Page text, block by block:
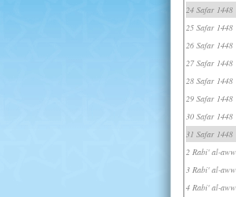
24 Safar 1448
25 Safar 1448
26 Safar 1448
27 Safar 1448
28 Safar 1448
29 Safar 1448
30 Safar 1448
31 Safar 1448
2 Rabi' al-
3 Rabi' al-
4 Rabi' al-